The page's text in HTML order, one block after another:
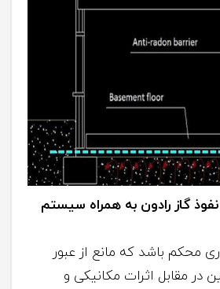
ذگاز رادون به همراه سیستم
محکم باشد که مانع از عبور
در مقابل اثرات مکانیکی و